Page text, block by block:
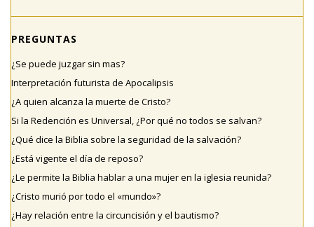
PREGUNTAS
¿Se puede juzgar sin mas?
Interpretación futurista de Apocalipsis
¿A quien alcanza la muerte de Cristo?
Si la Redención es Universal, ¿Por qué no todos se salvan?
¿Qué dice la Biblia sobre la seguridad de la salvación?
¿Está vigente el día de reposo?
¿Le permite la Biblia hablar a una mujer en la iglesia reunida?
¿Cristo murió por todo el «mundo»?
¿Hay relación entre la circuncisión y el bautismo?